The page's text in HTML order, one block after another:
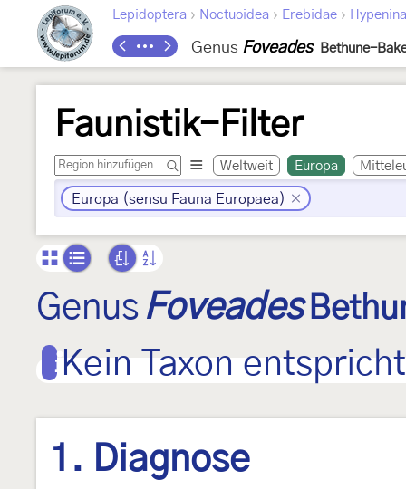
Lepidoptera › Noctuoidea › Erebidae ›
Genus Foveades Bethune-
Faunistik-Filter
Weltweit Europa
Europa (sensu Fauna Europaea)
Genus Foveades
Kein Taxon
1. Diagnose